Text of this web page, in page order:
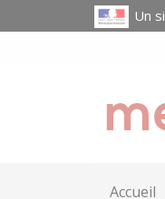
Un
Accueil